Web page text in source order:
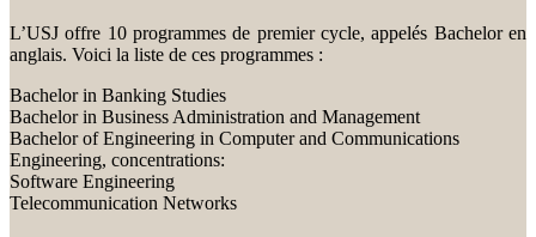
L’USJ offre 10 programmes de premier cycle, appelés Bachelor en
anglais. Voici la liste de ces programmes :
Bachelor in Banking Studies
Bachelor in Business Administration and Management
Bachelor of Engineering in Computer and Communications
Engineering, concentrations:
Software Engineering
Telecommunication Networks